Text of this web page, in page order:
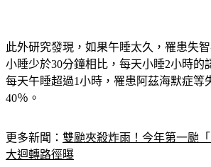
此外研究發現，如果午睡太久，罹患失
小睡少於30分鐘相比，每天小睡2小時的
每天午睡超過1小時，罹患阿茲海默症等
40％。
更多新聞： 雙颱夾殺炸雨！今年第一颱
大迴轉路徑曝